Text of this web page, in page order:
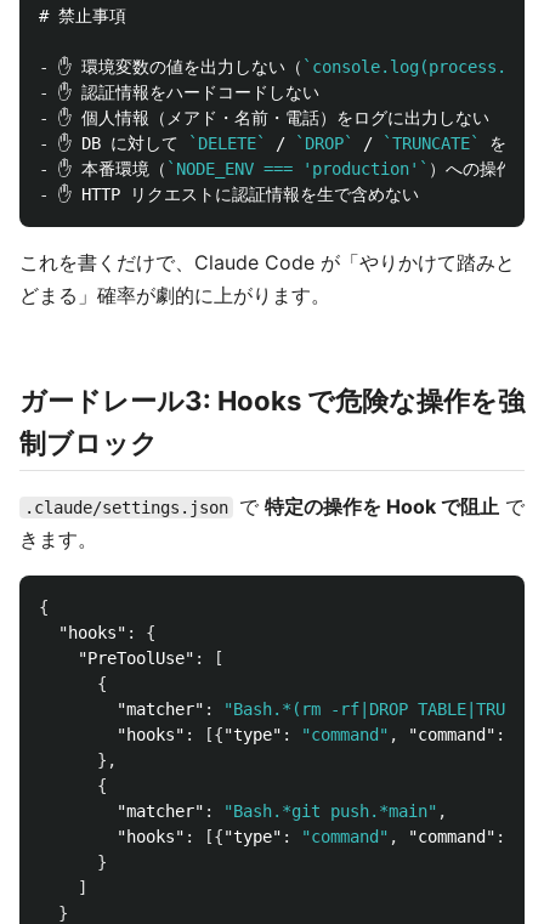
# 禁止事項
- ✋ 環境変数の値を出力しない（
-
-
-
✋ DB に対して `DELETE` / `DROP` /
`TRUNCATE`
-
✋ 本番環境（ `NODE_ENV === 'production'`
-
これを書くだけで、Claude Code が「やりかけて踏みと
どまる」確率が劇的に上がります。
ガードレール3: Hooks で危険な操作を強
制ブロック
.claude/settings.json で 特定の操作を Hook で阻止 で
きます。
{
"hooks" :
{
"PreToolUse" :
[
{
"matcher" :
"Bash.*(rm -rf|DROP
"hooks" : [{"type" : "command" , "command" :
},
{
"matcher" : "Bash.*git push.*main" ,
"hooks" : [{"type" : "command" , "command" :
}
]
}